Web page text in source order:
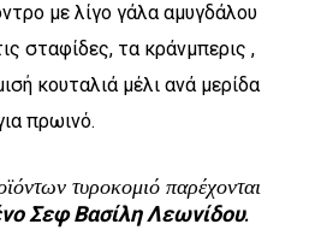
με λίγο γάλα αμυγδάλου
σταφίδες, τα κράνμπερις ,
κουταλιά μέλι ανά μερίδα
πρωινό.
τυροκομιό παρέχονται
Σεφ Βασίλη Λεωνίδου.